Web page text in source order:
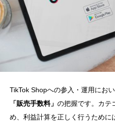
TikTok Shopへの参入・運用にお
「販売手数料」 の把握です。カテ
め、利益計算を正しく行うために